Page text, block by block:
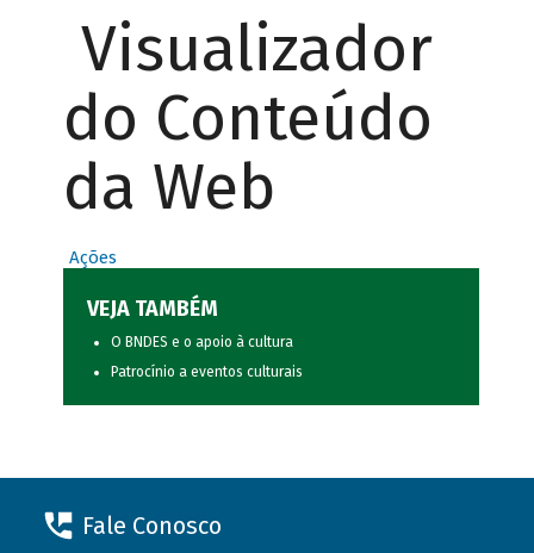
Visualizador
do Conteúdo
da Web
Ações
VEJA TAMBÉM
O BNDES e o apoio à cultura
Patrocínio a eventos culturais
Fale Conosco